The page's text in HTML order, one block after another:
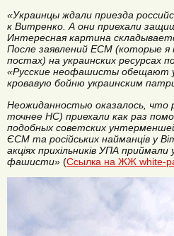
«Украинцы ждали приезда
к Витренко. А они приехали
Интересная картина
После заявлений ЕСМ (которые я
постах) на украинских ресурсах
«Русские неофашисты обещают
кровавую бойню украинским
Неожиданностью оказалось,
точнее НС) приехали как раз
подобных советских
ЄСМ та російських найманців у
акціях прихільників УПА приймали
фашисти» (Ссылка на ЖЖ white-